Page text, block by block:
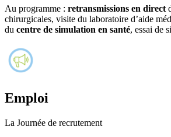
Au programme : retransmissions en direct
chirurgicales, visite du laboratoire d’aide
du centre de simulation en santé, essai de
Emploi
La Journée de recrutement